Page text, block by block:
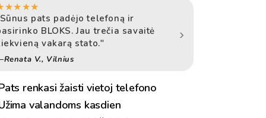
★★★★
pats padėjo telefoną ir
BLOKS. Jau trečia savaitė
vakarą stato."
V., Vilnius
Geriausia dovana,
›
renkasi žaisti vietoj telefono
valandoms kasdien